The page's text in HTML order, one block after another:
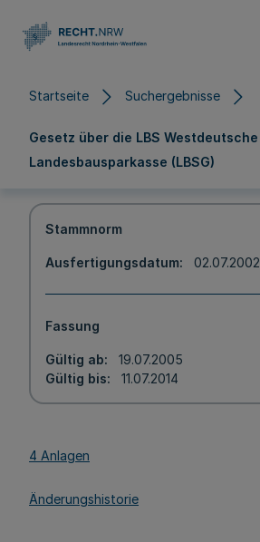
Startseite Suchergebnisse
Gesetz über die LBS Westdeutsche
Landesbausparkasse (LBSG)
Stammnorm
Ausfertigungsdatum 02.07.2002
Fassung
Gültig ab
19.07.2005
Gültig bis
11.07.2014
4 Anlagen
Änderungshistorie